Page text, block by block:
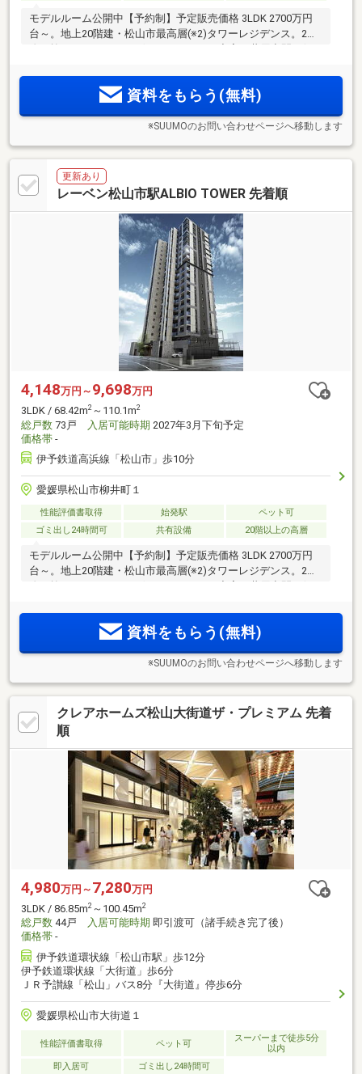
モデルルーム公開中【予約制】予定販売価格 3LDK 2700万円
台～。地上20階建・松山市最高層(※2)タワーレジデンス。2層
分、「大街道商店街」徒歩4分。資料請求受付中
資料をもらう(無料)
※SUUMOのお問い合わせページへ移動します
更新あり
レーベン松山市駅ALBIO TOWER 先着順
4,148万円～ 9,698万円
3LDK / 68.42m2 ～110.1m2
総戸数 73戸 入居可能時期 2027年3月下旬予定
価格帯 -
伊予鉄道高浜線「松山市」歩10分
愛媛県松山市柳井町１
性能評価書取得 始発駅
ペット可
ゴミ出し24時間可
共有設備 20階以上の高層
モデルルーム公開中【予約制】予定販売価格 3LDK 2700万円
台～。地上20階建・松山市最高層(※2)タワーレジデンス。2層
分、「大街道商店街」徒歩4分。資料請求受付中
資料をもらう(無料)
※SUUMOのお問い合わせページへ移動します
クレアホームズ松山大街道ザ・プレミアム 先着
順
4,980万円～ 7,280万円
3LDK / 86.85m2 ～100.45m2
総戸数 44戸 入居可能時期 即引渡可（諸手続き完了後）
価格帯 -
伊予鉄道環状線「松山市駅」歩12分
伊予鉄道環状線「大街道」歩6分
ＪＲ予讃線「松山」バス8分『大街道』停歩6分
愛媛県松山市大街道１
性能評価書取得 ペット可
スーパーまで徒歩5分
以内
即入居可
ゴミ出し24時間可